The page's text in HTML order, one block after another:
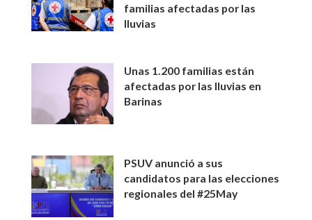
familias afectadas por las
lluvias
Unas 1.200 familias están
afectadas por las lluvias en
Barinas
PSUV anunció a sus
candidatos para las elecciones
regionales del #25May